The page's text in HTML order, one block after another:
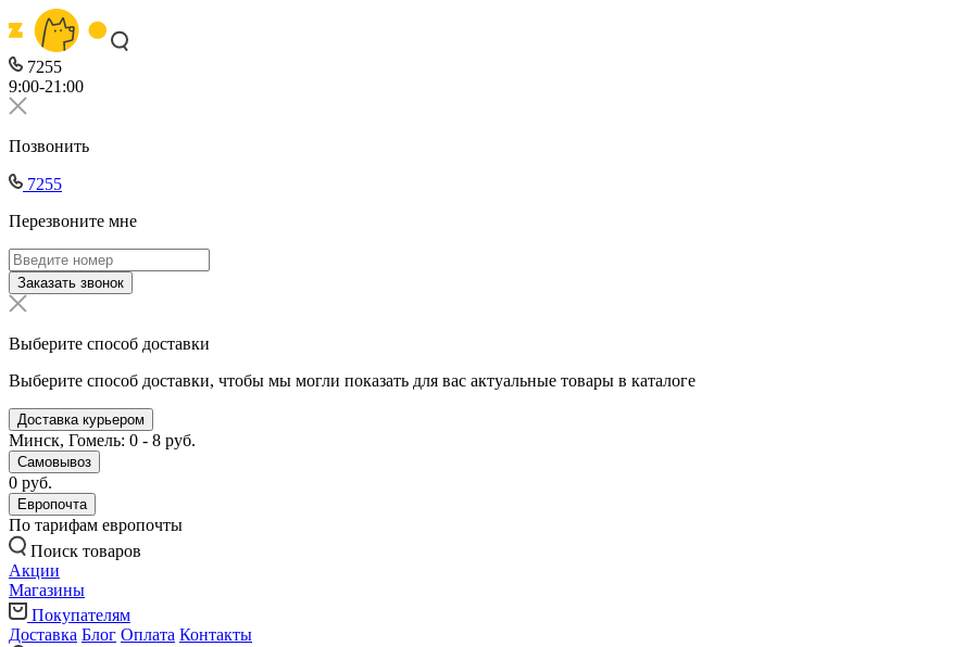
7255
9:00-21:00
Позвонить
7255
Перезвоните мне
Заказать звонок
Выберите способ доставки
Выберите способ доставки, чтобы мы могли показать для вас актуальные товары в каталоге
Доставка курьером
Минск, Гомель: 0 - 8 руб.
Самовывоз
0 руб.
Европочта
По тарифам европочты
Поиск товаров
Акции
Магазины
Покупателям
Доставка Блог Оплата Контакты